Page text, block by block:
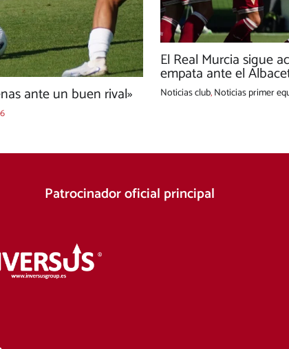
ante un buen rival»
El Real Murcia sigue
empata ante el
Noticias club,Noticias primer
Patrocinador oficial principal